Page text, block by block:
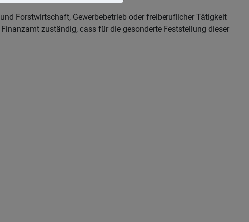
Forstwirtschaft, Gewerbebetrieb oder freiberuflicher Tätigkeit
zuständig, dass für die gesonderte Feststellung dieser